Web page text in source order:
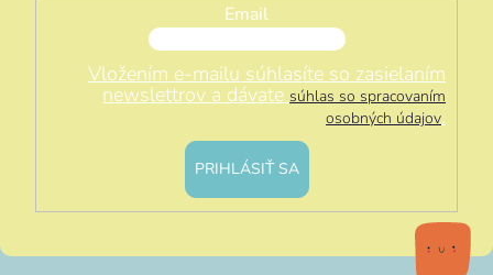
Email
Vložením e-mailu súhlasíte so zasielaním
newslettrov a dávate súhlas so spracovaním
osobných údajov.
PRIHLÁSIŤ SA